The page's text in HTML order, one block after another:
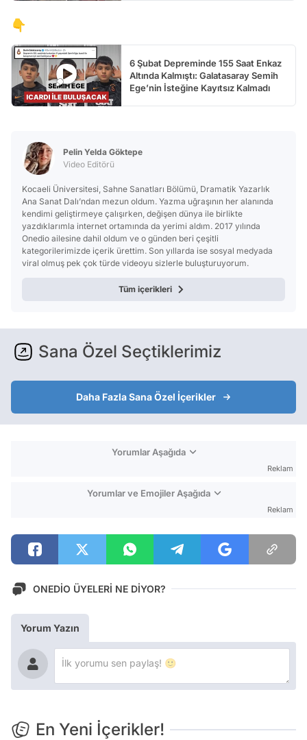
👇
6 Şubat Depreminde 155 Saat Enkaz
Altında Kalmıştı: Galatasaray Semih
Ege’nin İsteğine Kayıtsız Kalmadı
Pelin Yelda Göktepe
Video Editörü
Kocaeli Üniversitesi, Sahne Sanatları Bölümü, Dramatik Yazarlık
Ana Sanat Dalı’ndan mezun oldum. Yazma uğraşının her alanında
kendimi geliştirmeye çalışırken, değişen dünya ile birlikte
yazdıklarımla internet ortamında da yerimi aldım. 2017 yılında
Onedio ailesine dahil oldum ve o günden beri çeşitli
kategorilerimizde içerik ürettim. Son yıllarda ise sosyal medyada
viral olmuş pek çok türde videoyu sizlerle buluşturuyorum.
Tüm içerikleri
Sana Özel Seçtiklerimiz
Daha Fazla Sana Özel İçerikler
Yorumlar Aşağıda
Reklam
Yorumlar ve Emojiler Aşağıda
Reklam
ONEDİO ÜYELERİ NE DİYOR?
Yorum Yazın
En Yeni İçerikler!